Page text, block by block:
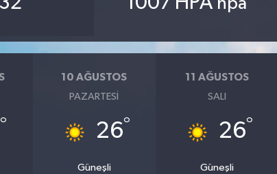
hpa
°
10 AĞUSTOS
PAZARTESI
26°
Güneşli
11 AĞUSTOS
SALI
26°
Güneşli